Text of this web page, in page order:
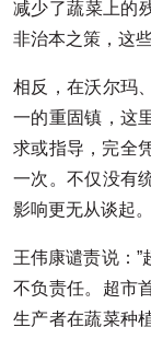
减少了蔬菜上的
非治本之策，这
相反，在沃尔玛
一的重固镇，这
求或指导，完全
一次。不仅没有
影响更无从谈起。
王伟康谴责说：
不负责任。超市
生产者在蔬菜种